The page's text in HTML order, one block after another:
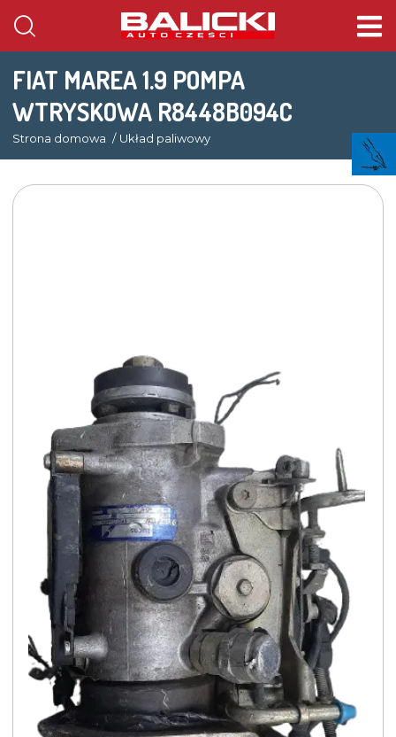
FIAT MAREA 1.9 POMPA
WTRYSKOWA R8448B094C
Strona domowa Układ paliwowy